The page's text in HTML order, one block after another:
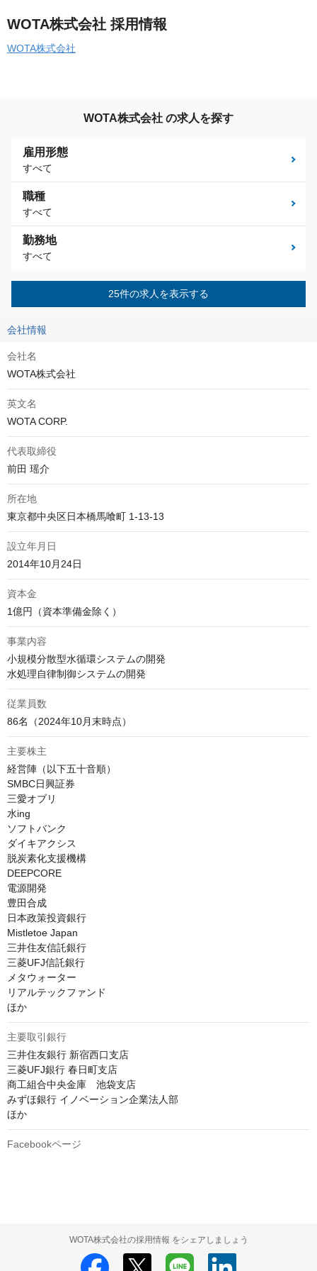
WOTA株式会社 採用情報
WOTA株式会社
WOTA株式会社 の求人を探す
雇用形態
すべて
職種
すべて
勤務地
すべて
25件の求人を表示する
会社情報
会社名
WOTA株式会社
英文名
WOTA CORP.
代表取締役
前田 瑶介
所在地
東京都中央区日本橋馬喰町 1-13-13
設立年月日
2014年10月24日
資本金
1億円（資本準備金除く）
事業内容
小規模分散型水循環システムの開発
水処理自律制御システムの開発
従業員数
86名（2024年10月末時点）
主要株主
経営陣（以下五十音順）
SMBC日興証券
三愛オブリ
水ing
ソフトバンク
ダイキアクシス
脱炭素化支援機構
DEEPCORE
電源開発
豊田合成
日本政策投資銀行
Mistletoe Japan
三井住友信託銀行
三菱UFJ信託銀行
メタウォーター
リアルテックファンド
ほか
主要取引銀行
三井住友銀行 新宿西口支店
三菱UFJ銀行 春日町支店
商工組合中央金庫　池袋支店
みずほ銀行 イノベーション企業法人部
ほか
Facebookページ
WOTA株式会社の採用情報 をシェアしましょう